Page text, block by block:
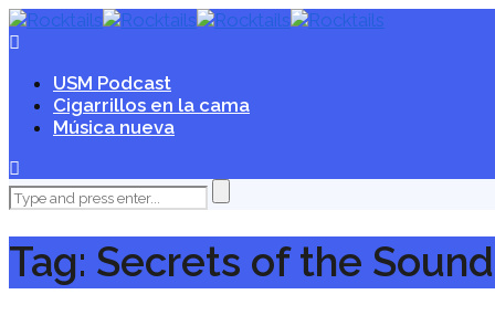
USM Podcast
Cigarrillos en la cama
Música nueva
Tag: Secrets of the Sound